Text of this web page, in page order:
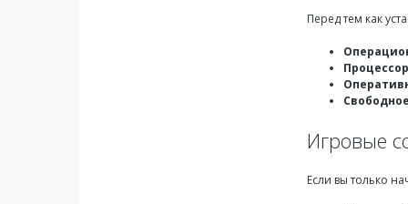
Перед тем как
Процессор
Игровые
Если вы только